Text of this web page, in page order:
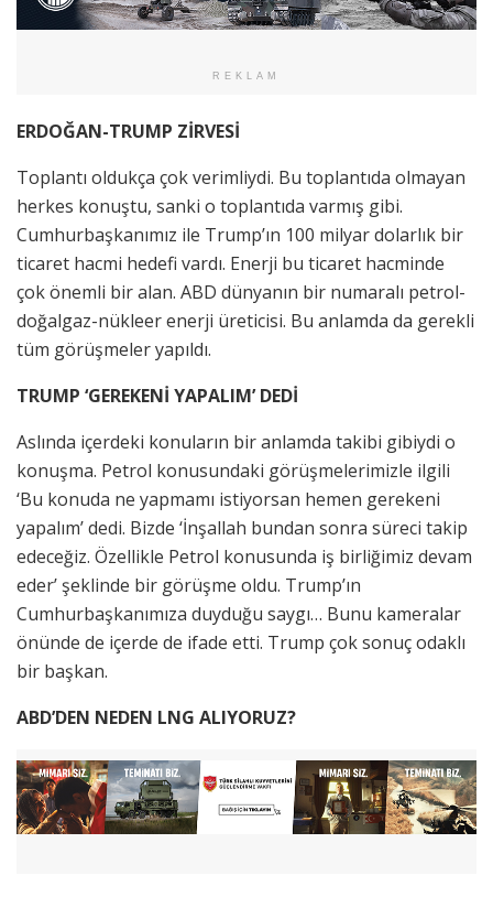
REKLAM
ERDOĞAN-TRUMP ZİRVESİ
Toplantı oldukça çok verimliydi. Bu toplantıda olmayan
herkes konuştu, sanki o toplantıda varmış gibi.
Cumhurbaşkanımız ile Trump’ın 100 milyar dolarlık bir
ticaret hacmi hedefi vardı. Enerji bu ticaret hacminde
çok önemli bir alan. ABD dünyanın bir numaralı petrol-
doğalgaz-nükleer enerji üreticisi. Bu anlamda da gerekli
tüm görüşmeler yapıldı.
TRUMP ‘GEREKENİ YAPALIM’ DEDİ
Aslında içerdeki konuların bir anlamda takibi gibiydi o
konuşma. Petrol konusundaki görüşmelerimizle ilgili
‘Bu konuda ne yapmamı istiyorsan hemen gerekeni
yapalım’ dedi. Bizde ‘İnşallah bundan sonra süreci takip
edeceğiz. Özellikle Petrol konusunda iş birliğimiz devam
eder’ şeklinde bir görüşme oldu. Trump’ın
Cumhurbaşkanımıza duyduğu saygı… Bunu kameralar
önünde de içerde de ifade etti. Trump çok sonuç odaklı
bir başkan.
ABD’DEN NEDEN LNG ALIYORUZ?